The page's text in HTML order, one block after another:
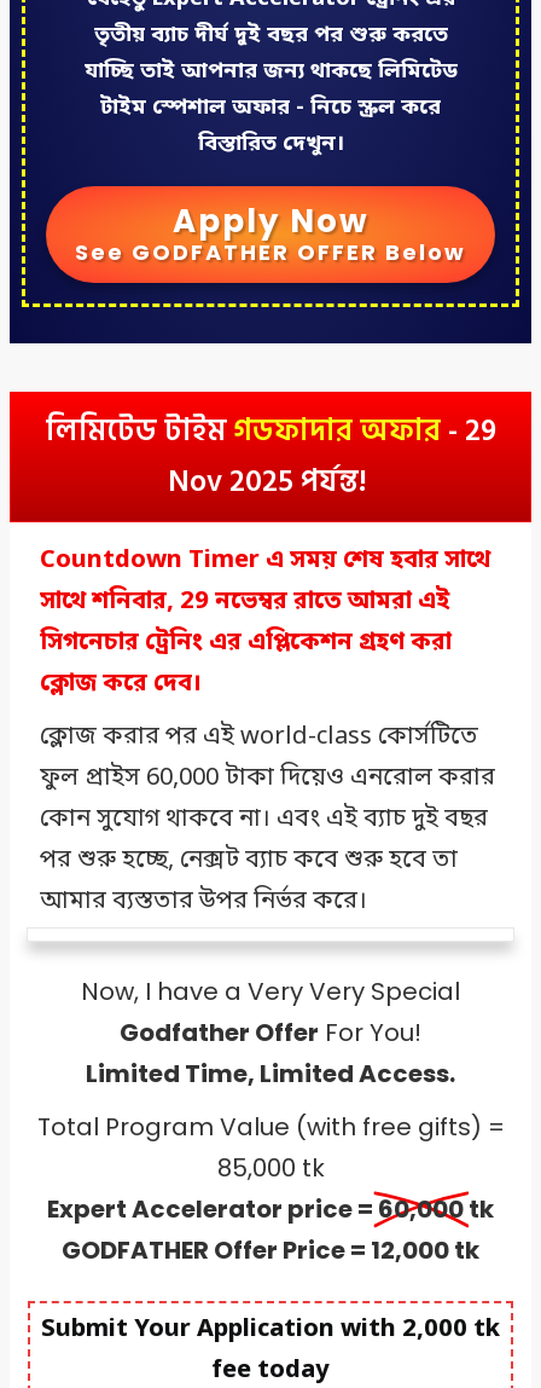
তৃতীয় ব্যাচ দীর্ঘ দুই বছর পরশুরু করতে
যাচ্ছি তাই আপনার জন্য থাকছে লিমিটেড
টাইম স্পেশাল অফার - নিচে স্ক্রল করে
বিস্তারিত দেখুন।
Apply Now
See GODFATHER OFFER Below
লিমিটেড টাইমগডফাদার অফার- 29
Nov 2025 পর্যন্ত!
Countdown Timer এ সময় শেষ হবার সাথে
সাথে শনিবার, 29 নভেম্বর রাতে আমরা এই
সিগনেচার ট্রেনিং এর এপ্লিকেশন গ্রহণ করা
ক্লোজ করে দেব।
ক্লোজ করার পর এই world-class কোর্সটিতে
ফুল প্রাইস 60,000 টাকা দিয়েও এনরোল করার
কোন সুযোগ থাকবে না। এবং এই ব্যাচ দুই বছর
পর শুরু হচ্ছে, নেক্সট ব্যাচ কবে শুরু হবে তা
আমার ব্যস্ততার উপর নির্ভর করে।
Now, I have a Very Very Special
Godfather Offer For You!
Limited Time, Limited Access.
Total Program Value (with free gifts) =
85,000 tk
Expert Accelerator price = 60,000tk
GODFATHER Offer Price = 12,000tk
Submit Your Application with 2,000 tk
fee today